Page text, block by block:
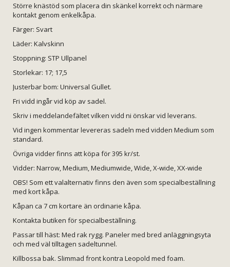
Större knästöd som placera din skänkel korrekt och närmare
kontakt genom enkelkåpa.
Färger: Svart
Läder: Kalvskinn
Stoppning: STP Ullpanel
Storlekar: 17; 17,5
Justerbar bom: Universal Gullet.
Fri vidd ingår vid köp av sadel.
Skriv i meddelandefältet vilken vidd ni önskar vid leverans.
Vid ingen kommentar levereras sadeln med vidden Medium som
standard.
Övriga vidder finns att köpa för 395 kr/st.
Vidder: Narrow, Medium, Mediumwide, Wide, X-wide, XX-wide
OBS! Som ett valalternativ finns den även som specialbeställning
med kort kåpa.
Kåpan ca 7 cm kortare än ordinarie kåpa.
Kontakta butiken för specialbeställning.
Passar till häst: Med rak rygg. Paneler med bred anläggningsyta
och med väl tilltagen sadeltunnel.
Killbossa bak. Slimmad front kontra Leopold med foam.